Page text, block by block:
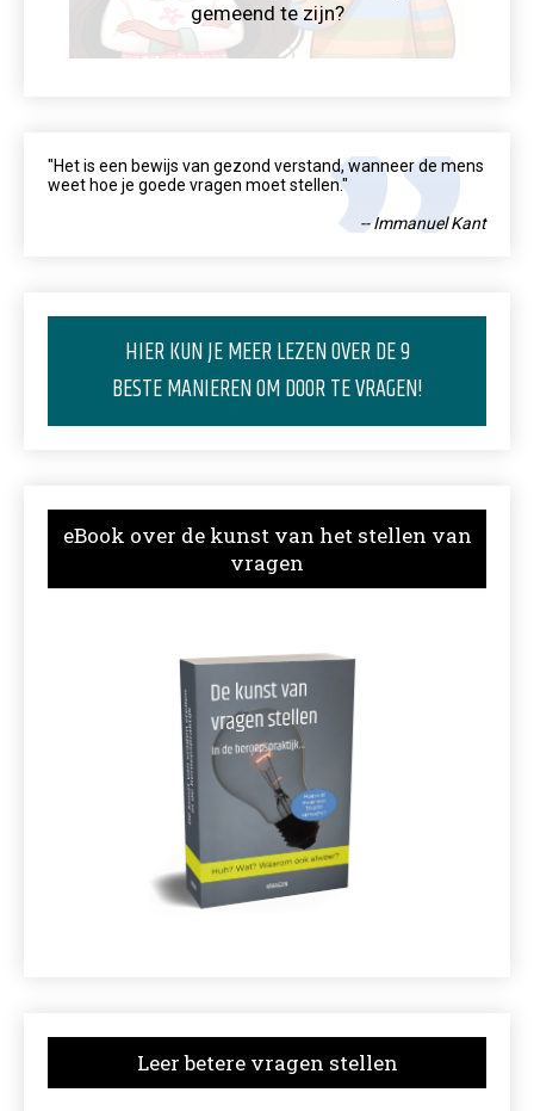
gemeend te zijn?
"Het is een bewijs van gezond verstand, wanneer de mens
weet hoe je goede vragen moet stellen."
-- Immanuel Kant
HIER KUN JE MEER LEZEN OVER DE 9
BESTE MANIEREN OM DOOR TE VRAGEN!
eBook over de kunst van het stellen van
vragen
Leer betere vragen stellen